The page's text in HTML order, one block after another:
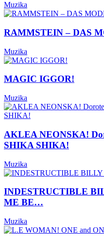
Muzika
RAMMSTEIN – DAS
Muzika
MAGIC IGGOR!
Muzika
AKLEA NEONSKA!
SHIKA SHIKA!
Muzika
INDESTRUCTIBLE
ME BE…
Muzika